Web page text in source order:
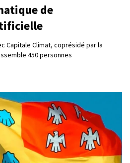
de
Capitale Climat, coprésidé par la
450 personnes